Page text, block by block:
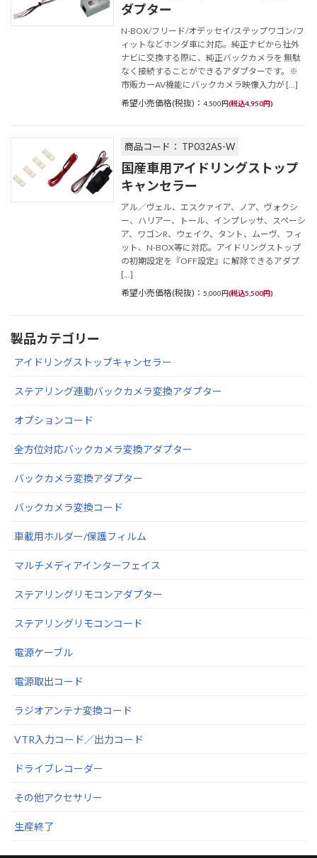
ダプター
N-BOX/フリード/オデッセイ/ステップワゴン/フ
ィットなどホンダ車に対応。純正ナビから社外
ナビに交換する際に、純正バックカメラを 無駄
なく接続することができるアダプターです。※
市販カーAV機能にバックカメラ映像入力が […]
希望小売価格(税抜)：4,500円(税込4,950円)
商品コード： TP032AS-W
国産車用アイドリングストップ
キャンセラー
アル／ヴェル、エスクァイア、ノア、ヴォクシ
ー、ハリアー、トール、インプレッサ、スペーシ
ア、ワゴンR、ウェイク、タント、ムーヴ、フィ
ット、N-BOX等に対応。アイドリングストップ
の初期設定を『OFF設定』に解除できるアダプ
[…]
希望小売価格(税抜)：5,000円(税込5,500円)
製品カテゴリー
アイドリングストップキャンセラー
ステアリング連動バックカメラ変換アダプター
オプションコード
全方位対応バックカメラ変換アダプター
バックカメラ変換アダプター
バックカメラ変換コード
車載用ホルダー/保護フィルム
マルチメディアインターフェイス
ステアリングリモコンアダプター
ステアリングリモコンコード
電源ケーブル
電源取出コード
ラジオアンテナ変換コード
VTR入力コード／出力コード
ドライブレコーダー
その他アクセサリー
生産終了